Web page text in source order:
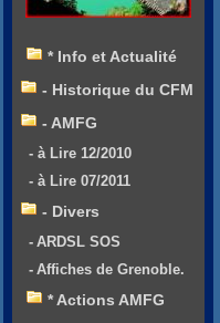
* Info et Actualité
- Historique du CFM
- AMFG
- à Lire 12/2010
- à Lire 07/2011
- Divers
- ARDSL SOS
- Affiches de Grenoble.
* Actions AMFG